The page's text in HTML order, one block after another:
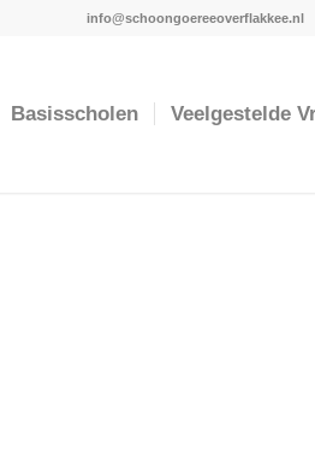
info@schoongoereeoverflakkee.nl
Basisscholen Veelgestelde